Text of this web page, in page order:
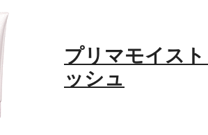
プリマモイス
ッシュ